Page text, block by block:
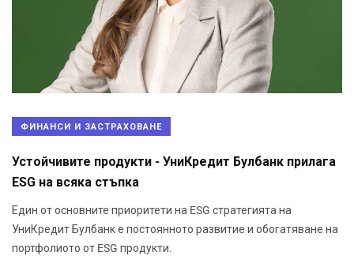
ФИНАНСИ И ЗАСТРАХОВАНЕ
Устойчивите продукти - УниКредит Булбанк прилага
ESG на всяка стъпка
Един от основните приоритети на ESG стратегията на
УниКредит Булбанк е постоянното развитие и обогатяване на
портфолиото от ESG продукти.